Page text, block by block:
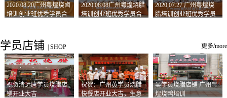
2020.08.20广州粤煌烧卤
培训创业班优秀学员合
2020.08.08广州粤煌烧腊
培训创业班优秀学员合
2020.07.27 广州粤煌烧
腊培训创业班优秀学员
学员店铺 SHOP 更多/more
祝贺清远唐学员烧腊店
铺开业大吉
祝贺：广州黄学员烧腊
快餐店开业大吉，生意
吴学员烧腊店铺 广州粤
煌烧鸭培训